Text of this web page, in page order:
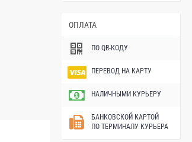
ОПЛАТА
ПО QR-КОДУ
ПЕРЕВОД НА КАРТУ
НАЛИЧНЫМИ КУРЬЕРУ
БАНКОВСКОЙ КАРТОЙ
ПО ТЕРМИНАЛУ КУРЬЕРА